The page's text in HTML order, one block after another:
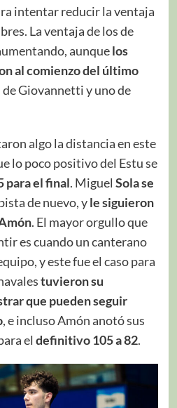
intentar reducir la ventaja
La ventaja de los de
aunquelos
al comienzo del último
Giovannetti y uno de
algo la distancia en este
lo poco positivo del Estu se
para el final. Miguel Sola se
de nuevo, yle siguieron
. El mayor orgullo que
es cuando un canterano
y este fue el caso para
tuvieron su
que pueden seguir
, e incluso Amón anotó sus
el definitivo 105 a 82.